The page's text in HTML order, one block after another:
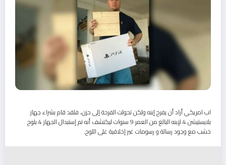
اب امريكي أراد أن يفرح إبنه ولكن تحولت الفرحة إلى حزن، فلقد قام بشراء جهاز
بلايستيشن 4 لإبنه البالغ من العمر 9 سنوات ليكتشف أنه تم إستبدال الجهاز 4 بلوح
خشب مع وجود رسالة و رسومات غير إخلاقية على اللوح.